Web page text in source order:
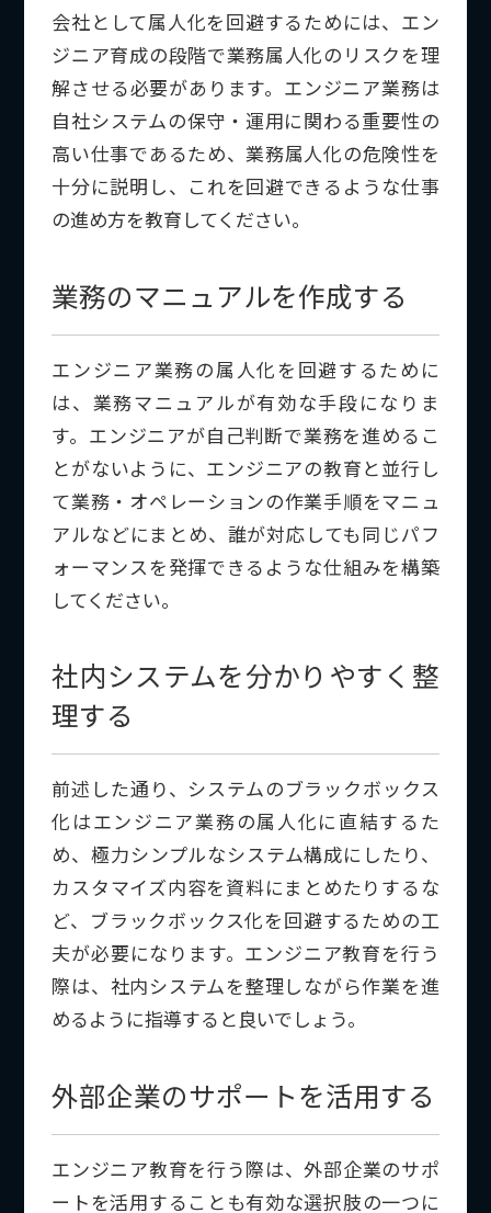
会社として属人化を回避するためには、エン
ジニア育成の段階で業務属人化のリスクを理
解させる必要があります。エンジニア業務は
自社システムの保守・運用に関わる重要性の
高い仕事であるため、業務属人化の危険性を
十分に説明し、これを回避できるような仕事
の進め方を教育してください。
業務のマニュアルを作成する
エンジニア業務の属人化を回避するために
は、業務マニュアルが有効な手段になりま
す。エンジニアが自己判断で業務を進めるこ
とがないように、エンジニアの教育と並行し
て業務・オペレーションの作業手順をマニュ
アルなどにまとめ、誰が対応しても同じパフ
ォーマンスを発揮できるような仕組みを構築
してください。
社内システムを分かりやすく整
理する
前述した通り、システムのブラックボックス
化はエンジニア業務の属人化に直結するた
め、極力シンプルなシステム構成にしたり、
カスタマイズ内容を資料にまとめたりするな
ど、ブラックボックス化を回避するための工
夫が必要になります。エンジニア教育を行う
際は、社内システムを整理しながら作業を進
めるように指導すると良いでしょう。
外部企業のサポートを活用する
エンジニア教育を行う際は、外部企業のサポ
ートを活用することも有効な選択肢の一つに